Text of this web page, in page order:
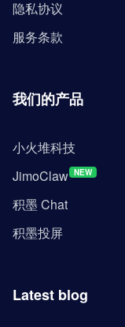
隐私协议
服务条款
我们的产品
小火堆科技
JimoClaw NEW
积墨 Chat
积墨投屏
Latest blog